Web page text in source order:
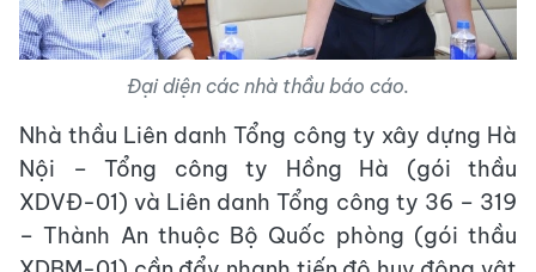
Đại diện các nhà thầu báo cáo.
Nhà thầu Liên danh Tổng công ty xây dựng Hà
Nội – Tổng công ty Hồng Hà (gói thầu
XDVĐ-01) và Liên danh Tổng công ty 36 – 319
– Thành An thuộc Bộ Quốc phòng (gói thầu